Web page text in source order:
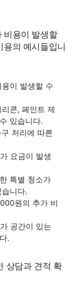
비용이 발생할
용의 예시들입니
이 발생할 수
콘, 페인트 제
있습니다.
처리에 따른
요금이 발생
특별 청소가
니다.
원의 추가 비
공간이 있는
.
상담과 견적 확